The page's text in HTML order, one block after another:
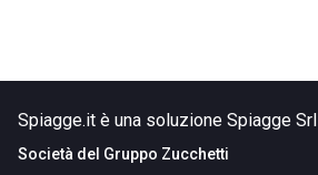
Spiagge.it è una soluzione Spiagge Srl
Società del Gruppo Zucchetti